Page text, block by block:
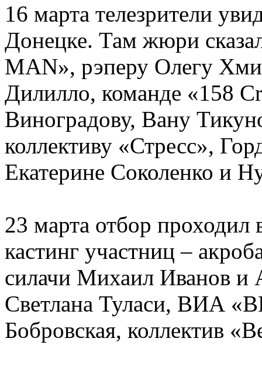
16 марта телезрители
Донецке. Там жюри
MAN», рэперу Олегу
Дилилло, команде «158
Виноградову, Вану
коллективу «Стресс»,
Екатерине Соколенко и
23 марта отбор
кастинг участниц –
силачи Михаил Иванов и
Светлана Туласи, ВИА
Бобровская, коллектив